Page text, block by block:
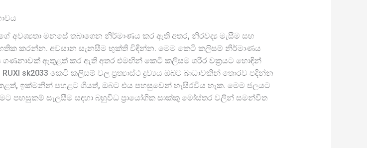
අවශ්‍යතා මනසේ තබාගෙන නිර්මාණය කර ඇති අතර, නිරවද්‍ය මැසීම සහ
කරන්න. අවසාන සැනසීම භුක්ති විඳින්න. මෙම කෙටි කලිසම් නිර්මාණය
ගණනාවක් ඇතුළත් කර ඇති අතර එමඟින් කෙටි කලිසම ශරීර වක්‍රයට හොඳින්
sk2033 කෙටි කලිසම් වල ප්‍රත්‍යාස්ථ ද්‍රව්‍යය ඔබට බාධාවකින් තොරව පදින්න
කළත්, ඉක්මනින් පහළට ගියත්, ඔබට එය පහසුවෙන් හැසිරවිය හැක. මෙම ජලයට
පහසුකම් සැලසීම සඳහා බහුවිධ ප්‍රායෝගික සාක්කු මෝස්තර වලින් සමන්විත